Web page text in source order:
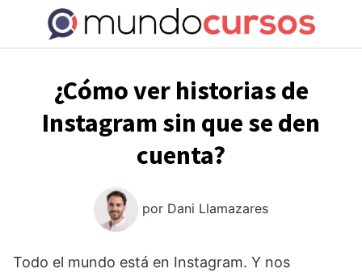
contenido
¿Cómo ver historias de
Instagram sin que se den
cuenta?
por Dani Llamazares
Todo el mundo está en Instagram. Y nos